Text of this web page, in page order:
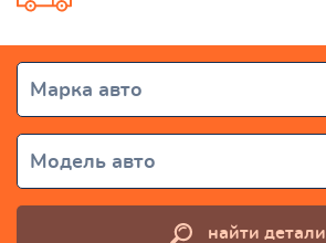
Марка авто
Модель авто
найти детали